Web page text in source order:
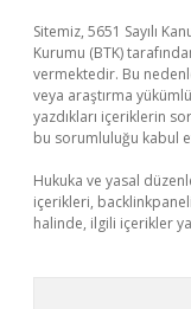
Sitemiz, 5651 Sayılı
Kurumu (BTK)
vermektedir. Bu
veya araştırma
yazdıkları içeriklerin
bu sorumluluğu kabul
Hukuka ve yasal
içerikleri,
halinde, ilgili içerikler